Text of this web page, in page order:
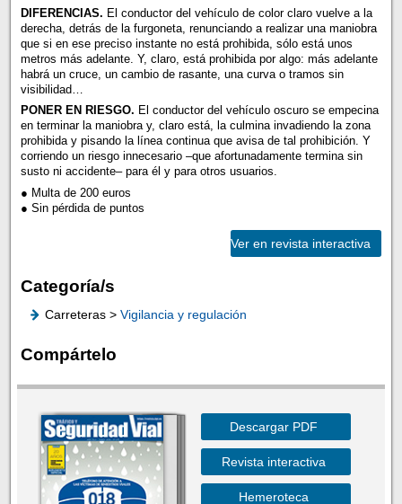
DIFERENCIAS. El conductor del vehículo de color claro vuelve a la
derecha, detrás de la furgoneta, renunciando a realizar una maniobra
que si en ese preciso instante no está prohibida, sólo está unos
metros más adelante. Y, claro, está prohibida por algo: más adelante
habrá un cruce, un cambio de rasante, una curva o tramos sin
visibilidad…
PONER EN RIESGO. El conductor del vehículo oscuro se empecina
en terminar la maniobra y, claro está, la culmina invadiendo la zona
prohibida y pisando la línea continua que avisa de tal prohibición. Y
corriendo un riesgo innecesario –que afortunadamente termina sin
susto ni accidente– para él y para otros usuarios.
● Multa de 200 euros
● Sin pérdida de puntos
Ver en revista interactiva
Categoría/s
Carreteras > Vigilancia y regulación
Compártelo
Descargar PDF
Revista interactiva
Hemeroteca